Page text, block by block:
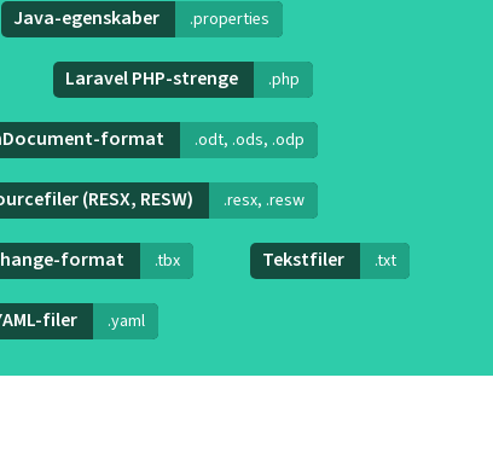
Java-egenskaber .properties
Laravel PHP-strenge .php
format .odt, .ods, .odp
(RESX, RESW) .resx, .resw
format .tbx Tekstfiler .txt
filer .yaml